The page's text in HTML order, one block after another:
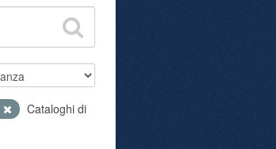
Cataloghi di